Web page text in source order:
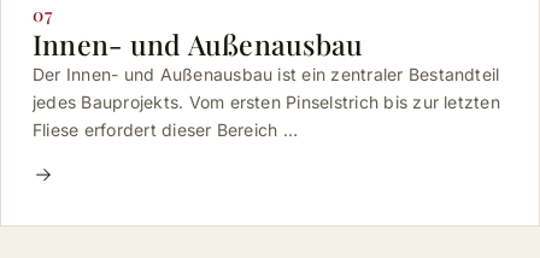
07
Innen- und Außenausbau
Der Innen- und Außenausbau ist ein zentraler Bestandteil
jedes Bauprojekts. Vom ersten Pinselstrich bis zur letzten
Fliese erfordert dieser Bereich …